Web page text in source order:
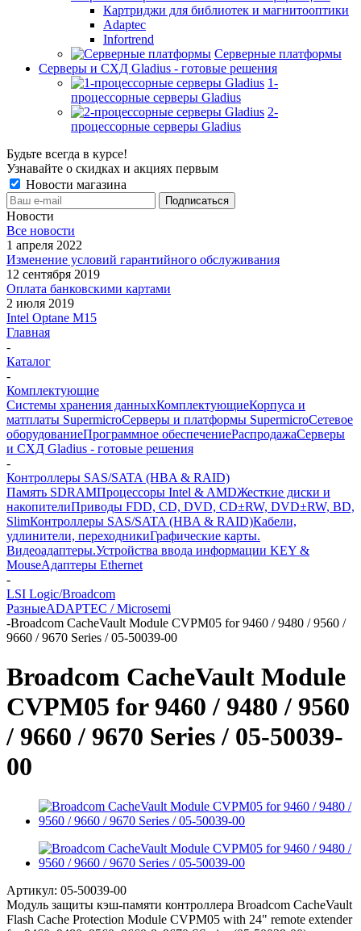
Картриджи для библиотек и магнитооптики
Adaptec
Infortrend
Серверные платформы
Серверы и СХД Gladius - готовые решения
1-
процессорные серверы Gladius
2-
процессорные серверы Gladius
Будьте всегда в курсе!
Узнавайте о скидках и акциях первым
Новости магазина
Новости
Все новости
1 апреля 2022
Изменение условий гарантийного обслуживания
12 сентября 2019
Оплата банковскими картами
2 июля 2019
Intel Optane M15
Главная
-
Каталог
-
Комплектующие
Системы хранения данныхКомплектующиеКорпуса и
матплаты SupermicroСерверы и платформы SupermicroСетевое
оборудованиеПрограммное обеспечениеРаспродажаСерверы
и СХД Gladius - готовые решения
-
Контроллеры SAS/SATA (HBA & RAID)
Память SDRAMПроцессоры Intel & AMDЖесткие диски и
накопителиПриводы FDD, CD, DVD, CD±RW, DVD±RW, BD,
SlimКонтроллеры SAS/SATA (HBA & RAID)Кабели,
удлинители, переходникиГрафические карты.
Видеоадаптеры.Устройства ввода информации KEY &
MouseАдаптеры Ethernet
-
LSI Logic/Broadcom
РазныеADAPTEC / Microsemi
-Broadcom CacheVault Module CVPM05 for 9460 / 9480 / 9560 /
9660 / 9670 Series / 05-50039-00
Broadcom CacheVault Module
CVPM05 for 9460 / 9480 / 9560
/ 9660 / 9670 Series / 05-50039-
00
Артикул: 05-50039-00
Модуль защиты кэш-памяти контроллера Broadcom CacheVault
Flash Cache Protection Module CVPM05 with 24" remote extender